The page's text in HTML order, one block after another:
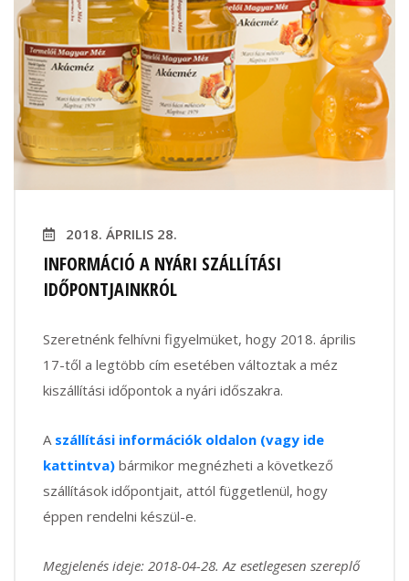
2018. ÁPRILIS 28.
INFORMÁCIÓ A NYÁRI SZÁLLÍTÁSI
IDŐPONTJAINKRÓL
Szeretnénk felhívni figyelmüket, hogy 2018. április
17-től a legtöbb cím esetében változtak a méz
kiszállítási időpontok a nyári időszakra.
A szállítási információk oldalon (vagy ide
kattintva) bármikor megnézheti a következő
szállítások időpontjait, attól függetlenül, hogy
éppen rendelni készül-e.
Megjelenés ideje: 2018-04-28. Az esetlegesen szereplő